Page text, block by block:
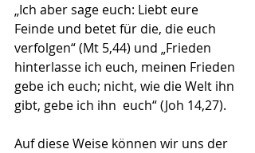
„Ich aber sage euch: Liebt eure
Feinde und betet für die, die euch
verfolgen“ (Mt 5,44) und „Frieden
hinterlasse ich euch, meinen Frieden
gebe ich euch; nicht, wie die Welt ihn
gibt, gebe ich ihn  euch“ (Joh 14,27).
Auf diese Weise können wir uns der